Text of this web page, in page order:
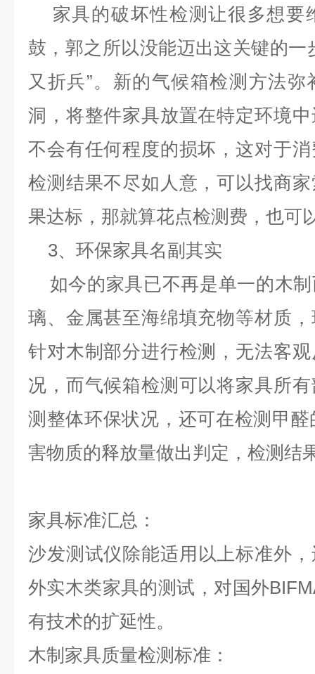
家具的破坏性检测让很多想要
鼓，郭之所以没能迈出这关键的一
又折兵”。新的气候箱检测方法
洞，将整件家具放置在特定环境
不会有任何程度的损坏，这对于
检测结果不尽如人意，可以找商
果达标，那就算花点检测费，也可
3、环保家具名副其实
如今的家具已不再是单一的木
璃、金属甚至海绵填充物等材质
针对木制部分进行检测，无法客
况，而气候箱检测可以将家具所
测整体环保状况，还可在检测甲
害物质的释放量做出判定，检测结
家具标准汇总：
沙发测试仪 除能适用以上标准外
外实木类家具的测试，对国外
有技术的扩延性。
木制家具质量检测标准：